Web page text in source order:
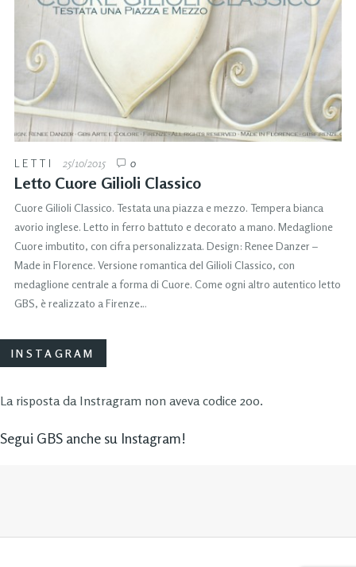
LETTI 25/10/2015 0
Letto Cuore Gilioli Classico
Cuore Gilioli Classico. Testata una piazza e mezzo. Tempera bianca
avorio inglese. Letto in ferro battuto e decorato a mano. Medaglione
Cuore imbutito, con cifra personalizzata. Design: Renee Danzer –
Made in Florence. Versione romantica del Gilioli Classico, con
medaglione centrale a forma di Cuore. Come ogni altro autentico letto
GBS, è realizzato a Firenze…
INSTAGRAM
La risposta da Instragram non aveva codice 200.
Segui GBS anche su Instagram!